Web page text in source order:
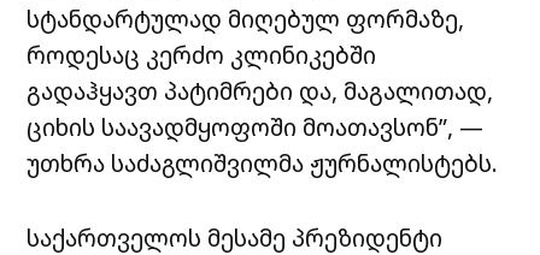
სტანდარტულად მიღებულ ფორმაზე,
როდესაც კერძო კლინიკებში
გადაჰყავთ პატიმრები და, მაგალითად,
ციხის საავადმყოფოში მოათავსონ”, —
უთხრა საძაგლიშვილმა ჟურნალისტებს.
საქართველოს მესამე პრეზიდენტი